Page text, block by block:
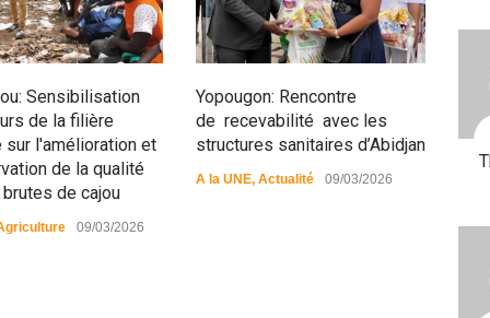
Sensibilisation
de la filière
sur l'amélioration et
de la qualité
de cajou
09/03/2026
Yopougon: Rencontre
de recevabilité avec les
structures sanitaires d’Abidjan
A la UNE, Actualité 09/03/2026